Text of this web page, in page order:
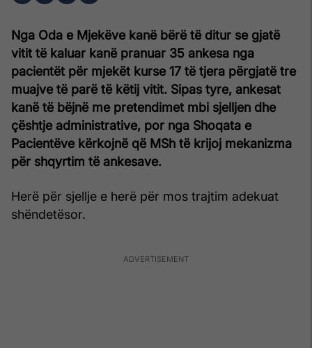
Nga Oda e Mjekëve kanë bërë të ditur se gjatë
vitit të kaluar kanë pranuar 35 ankesa nga
pacientët për mjekët kurse 17 të tjera përgjatë tre
muajve të parë të këtij vitit. Sipas tyre, ankesat
kanë të bëjnë me pretendimet mbi sjelljen dhe
çështje administrative, por nga Shoqata e
Pacientëve kërkojnë që MSh të krijoj mekanizma
për shqyrtim të ankesave.
Herë për sjellje e herë për mos trajtim adekuat
shëndetësor.